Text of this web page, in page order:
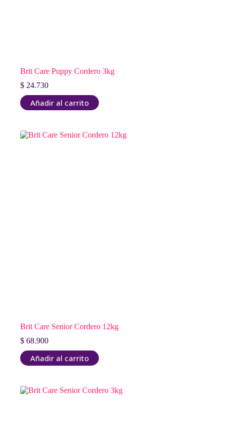
Brit Care Puppy Cordero 3kg
$ 24.730
Añadir al carrito
Brit Care Senior Cordero 12kg
$ 68.900
Añadir al carrito